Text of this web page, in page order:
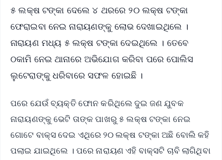
୫ ଲକ୍ଷ ଟଙ୍କା ଦେଲେ ୪ ଥରରେ ୨୦ ଲକ୍ଷ ଟଙ୍କା
ଫେରାଇବା ନେଇ ନାରାୟଣଙ୍କୁ ଲୋଭ ଦେଖାଇଥିଲେ ।
ନାରାୟଣ ମଧ୍ୟ ୫ ଲକ୍ଷ ଟଙ୍କା ଦେଇଥିଲେ । ତେବେ
ଠକାମି ନେଇ ଥାନାରେ ଅଭିଯୋଗ କରିବା ପରେ ପୋଲିସ
ଲୁଟେରାଙ୍କୁ ଧରିବାରେ ସଫଳ ହୋଇଛି ।
ପରେ ଯେଉଁ ବ୍ୟକ୍ତି ଫୋନ କରିଥିଲେ ଦୁଇ ଜଣ ଯୁବକ
ନାରାୟଣଙ୍କୁ ଭେଟି ତାଙ୍କ ପାଖରୁ ୫ ଲକ୍ଷ ଟଙ୍କା ନେଇ
ଗୋଟେ ବାକ୍ସ ଦେଇ ଏଥିରେ ୨୦ ଲକ୍ଷ ଟଙ୍କା ଅଛି ବୋଲି କହି
ପଲାଇ ଯାଇଥିଲେ । ପରେ ନାରାୟଣ ଏହି ବାକ୍ସଟି ଚାବି ଲାଗିଥିବା